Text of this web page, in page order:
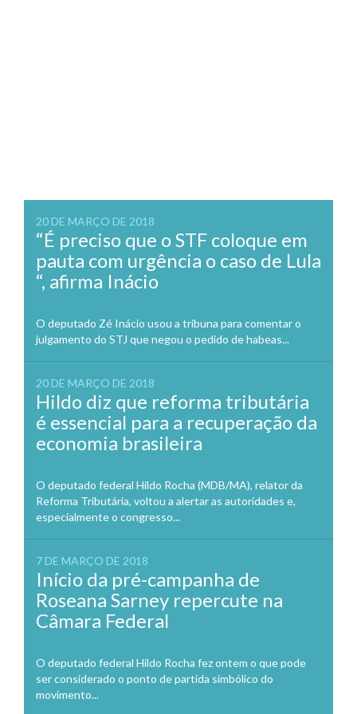
20 DE MARÇO DE 2018
“É preciso que o STF coloque em
pauta com urgência o caso de Lula
“, afirma Inácio
O deputado Zé Inácio usou a tribuna para comentar o
julgamento do STJ que negou o pedido de habeas...
20 DE MARÇO DE 2018
Hildo diz que reforma tributária
é essencial para a recuperação da
economia brasileira
O deputado federal Hildo Rocha (MDB/MA), relator da
Reforma Tributária, voltou a alertar as autoridades e,
especialmente o congresso...
7 DE MARÇO DE 2018
Início da pré-campanha de
Roseana Sarney repercute na
Câmara Federal
O deputado federal Hildo Rocha fez ontem o que pode
ser considerado o ponto de partida simbólico do
movimento...